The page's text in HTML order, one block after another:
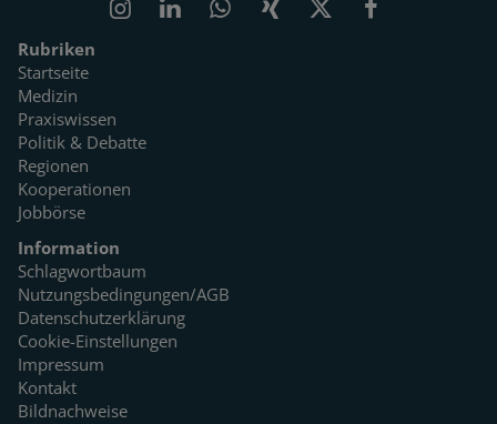
Rubriken
Startseite
Medizin
Praxiswissen
Politik & Debatte
Regionen
Kooperationen
Jobbörse
Information
Schlagwortbaum
Nutzungsbedingungen/AGB
Datenschutzerklärung
Cookie-Einstellungen
Impressum
Kontakt
Bildnachweise